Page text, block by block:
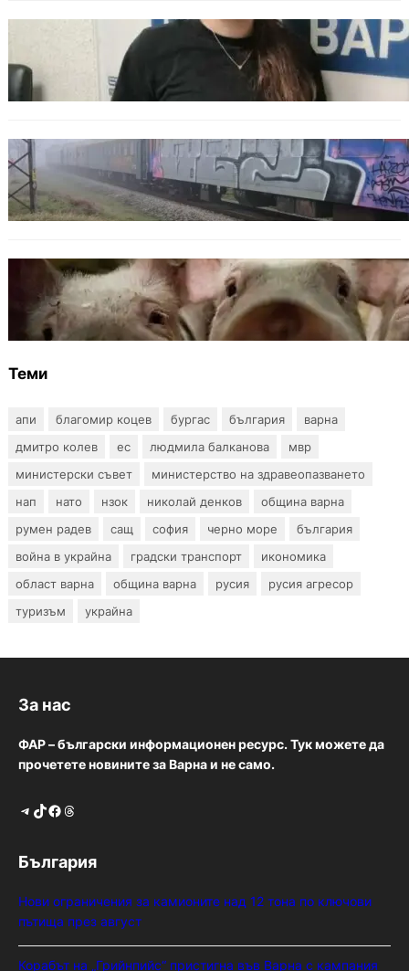
ОБЩЕСТВО
Варненска ученичка създаде интерактивна
карта за сигнали за проблеми с боклука
ОБЩЕСТВО
Бързият влак София – Варна блъсна и уби
жена край гара Бутово
БЪЛГАРИЯ
БАБХ регистрира огнище на африканска
чума по свинете в стопанство край Варна
Теми
апи благомир коцев бургас българия
варна
дмитро колев
ес людмила балканова
мвр
министерски съвет
министерство на здравеопазването
нап
нато нзок николай денков
община варна
румен радев
сащ софия черно море
българия
война в украйна
градски транспорт
икономика
област варна
община варна русия
русия агресор
туризъм
украйна
За нас
ФАР – български информационен ресурс. Тук можете да
прочетете новините за Варна и не само.
Telegram TikTok Facebook Threads
България
Нови ограничения за камионите над 12 тона по ключови
пътища през август
Корабът на „Грийнпийс“ пристигна във Варна с кампания